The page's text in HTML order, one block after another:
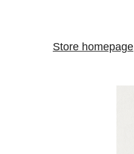
Store homepage